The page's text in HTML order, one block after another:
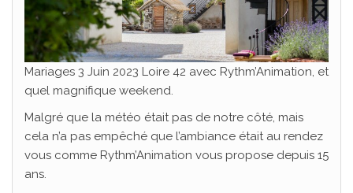
Mariages 3 Juin 2023 Loire 42 avec Rythm’Animation, et
quel magnifique weekend.
Malgré que la météo était pas de notre côté, mais
cela n’a pas empêché que l’ambiance était au rendez
vous comme Rythm’Animation vous propose depuis 15
ans.